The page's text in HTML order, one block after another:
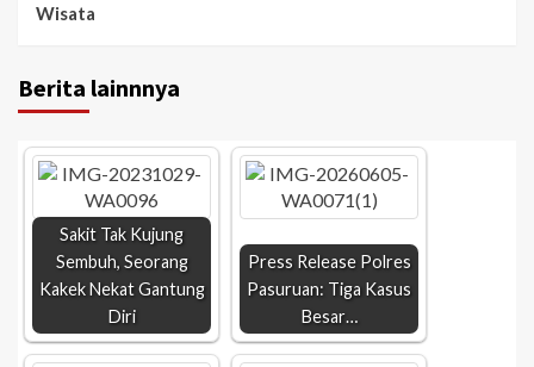
Wisata
Berita lainnnya
Sakit Tak Kujung
Sembuh, Seorang
Kakek Nekat Gantung
Diri
Press Release Polres
Pasuruan: Tiga Kasus
Besar…